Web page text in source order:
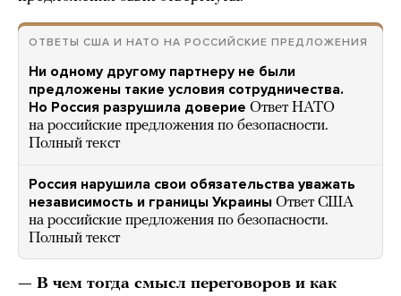
ОТВЕТЫ США И НАТО НА РОССИЙСКИЕ ПРЕДЛОЖЕНИЯ
Ни одному другому партнеру не были
предложены такие условия сотрудничества.
Но Россия разрушила доверие Ответ НАТО
на российские предложения по безопасности.
Полный текст
Россия нарушила свои обязательства уважать
независимость и границы Украины Ответ США
на российские предложения по безопасности.
Полный текст
— В чем тогда смысл переговоров и как